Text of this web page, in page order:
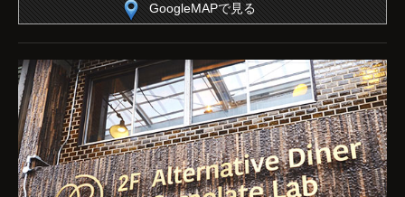
GoogleMAPで見る